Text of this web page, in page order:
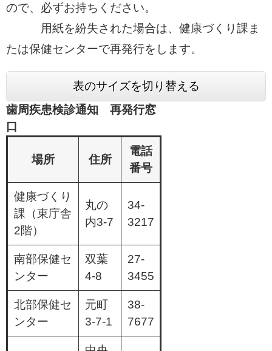
ので、必ずお持ちください。
用紙を紛失された場合は、健康づくり課ま
たは保健センターで再発行をします。
表のサイズを切り替える
歯周疾患検診通知 再発行窓
口
場所 住所
電話
番号
健康づくり
課（東庁舎
2階）
丸の
内3-7
34-
3217
南部保健セ
ンター
双葉
4-8
27-
3455
北部保健セ
ンター
元町
3-7-1
38-
7677